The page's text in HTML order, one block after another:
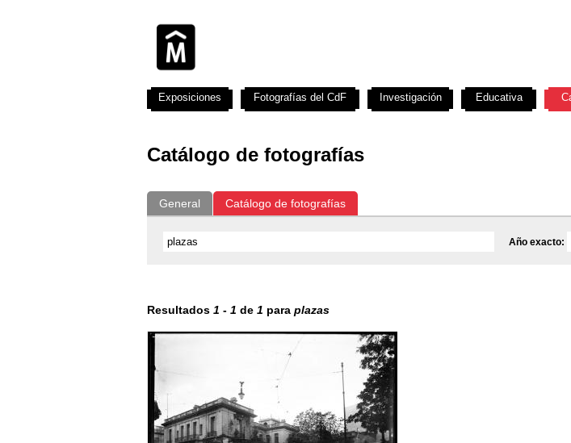
Catálogo de fotografías
General Catálogo de fotografías
Año exacto:
Resultados 1 - 1 de 1 para plazas
Exposiciones Fotografías del CdF Investigación Educativa